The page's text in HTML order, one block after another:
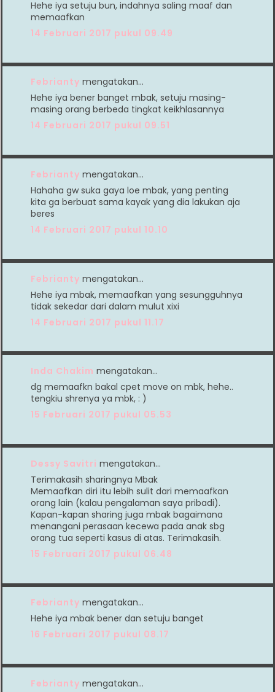
Hehe iya setuju bun, indahnya saling maaf dan
memaafkan
14 Februari 2017 pukul 09.49
Febrianty mengatakan…
Hehe iya bener banget mbak, setuju masing-
masing orang berbeda tingkat keikhlasannya
14 Februari 2017 pukul 09.51
Febrianty mengatakan…
Hahaha gw suka gaya loe mbak, yang penting
kita ga berbuat sama kayak yang dia lakukan aja
beres
14 Februari 2017 pukul 10.10
Febrianty mengatakan…
Hehe iya mbak, memaafkan yang sesungguhnya
tidak sekedar dari dalam mulut xixi
14 Februari 2017 pukul 11.17
Inda Chakim mengatakan…
dg memaafkn bakal cpet move on mbk, hehe..
tengkiu shrenya ya mbk, : )
15 Februari 2017 pukul 05.53
Dessy Savitri mengatakan…
Terimakasih sharingnya Mbak
Memaafkan diri itu lebih sulit dari memaafkan
orang lain (kalau pengalaman saya pribadi).
Kapan-kapan sharing juga mbak bagaimana
menangani perasaan kecewa pada anak sbg
orang tua seperti kasus di atas. Terimakasih.
15 Februari 2017 pukul 06.48
Febrianty mengatakan…
Hehe iya mbak bener dan setuju banget
16 Februari 2017 pukul 08.17
Febrianty mengatakan…